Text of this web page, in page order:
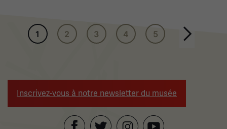
Pagination
1 2 3 4
5
Page suivante
Inscrivez-vous à notre newsletter du musée